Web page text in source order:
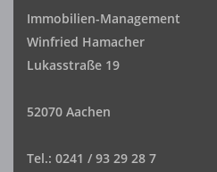
Immobilien-Management
Winfried Hamacher
Lukasstraße 19
52070 Aachen
Tel.: 0241 / 93 29 28 7